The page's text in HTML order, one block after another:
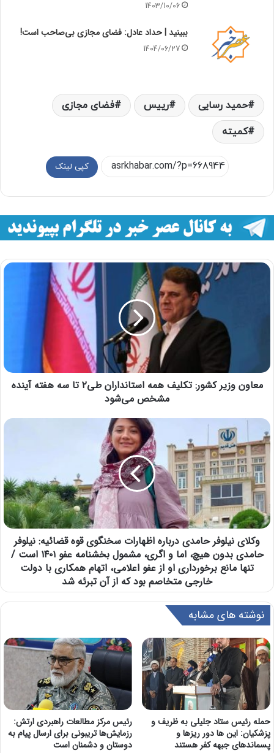
1403/10/06
ببینید | حداد عادل: فضای مجازی بی‌صاحب است!
1404/06/27
حمید رسایی رییس
فضای مجازی
کمیته
کپی لینک
معاون وزیر کشور: تکلیف همه استانداران طی۲ تا سه هفته آینده
مشخص می‌شود
وکلای نیلوفر حامدی درباره اظهارات سخنگوی قوه قضائیه: نیلوفر
حامدی بدون هیچ، اما و اگری، مشمول بخشنامه عفو ۱۴۰۱ است /
تنها مانع برخورداری او از عفو اعلامی، اتهام همکاری با دولت
خارجی متخاصم بود که از آن تبرئه شد
نوشته های مشابه
حمله رئیس ستاد جلیلی به ظریف و
پزشکیان: این ها دور ریزها و
پسماندهای جبهه کفر هستند
رئیس مرکز مطالعات راهبردی ارتش:
رزمایش‌ها تریبونی برای ارسال پیام به
دوستان و دشمنان است